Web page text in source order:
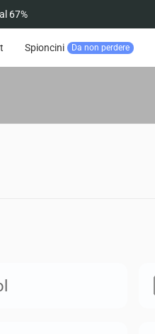
67%
Spioncini Da non perdere